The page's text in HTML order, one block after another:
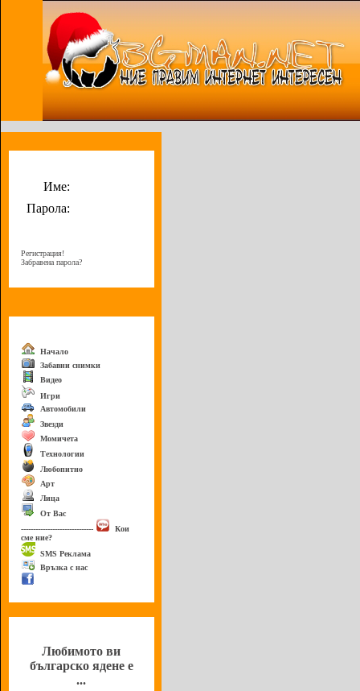
Име:
Парола:
Регистрация!
Забравена парола?
Начало
Забавни снимки
Видео
Игри
Автомобили
Звезди
Момичета
Технологии
Любопитно
Арт
Лица
От Вас
------------------------------
Кои
сме ние?
SMS Реклама
Връзка с нас
Любимото ви
българско ядене е
...